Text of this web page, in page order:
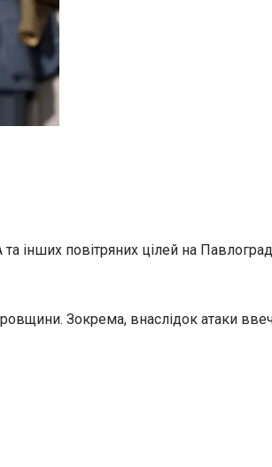
інших повітряних цілей на
Зокрема, внаслідок атаки